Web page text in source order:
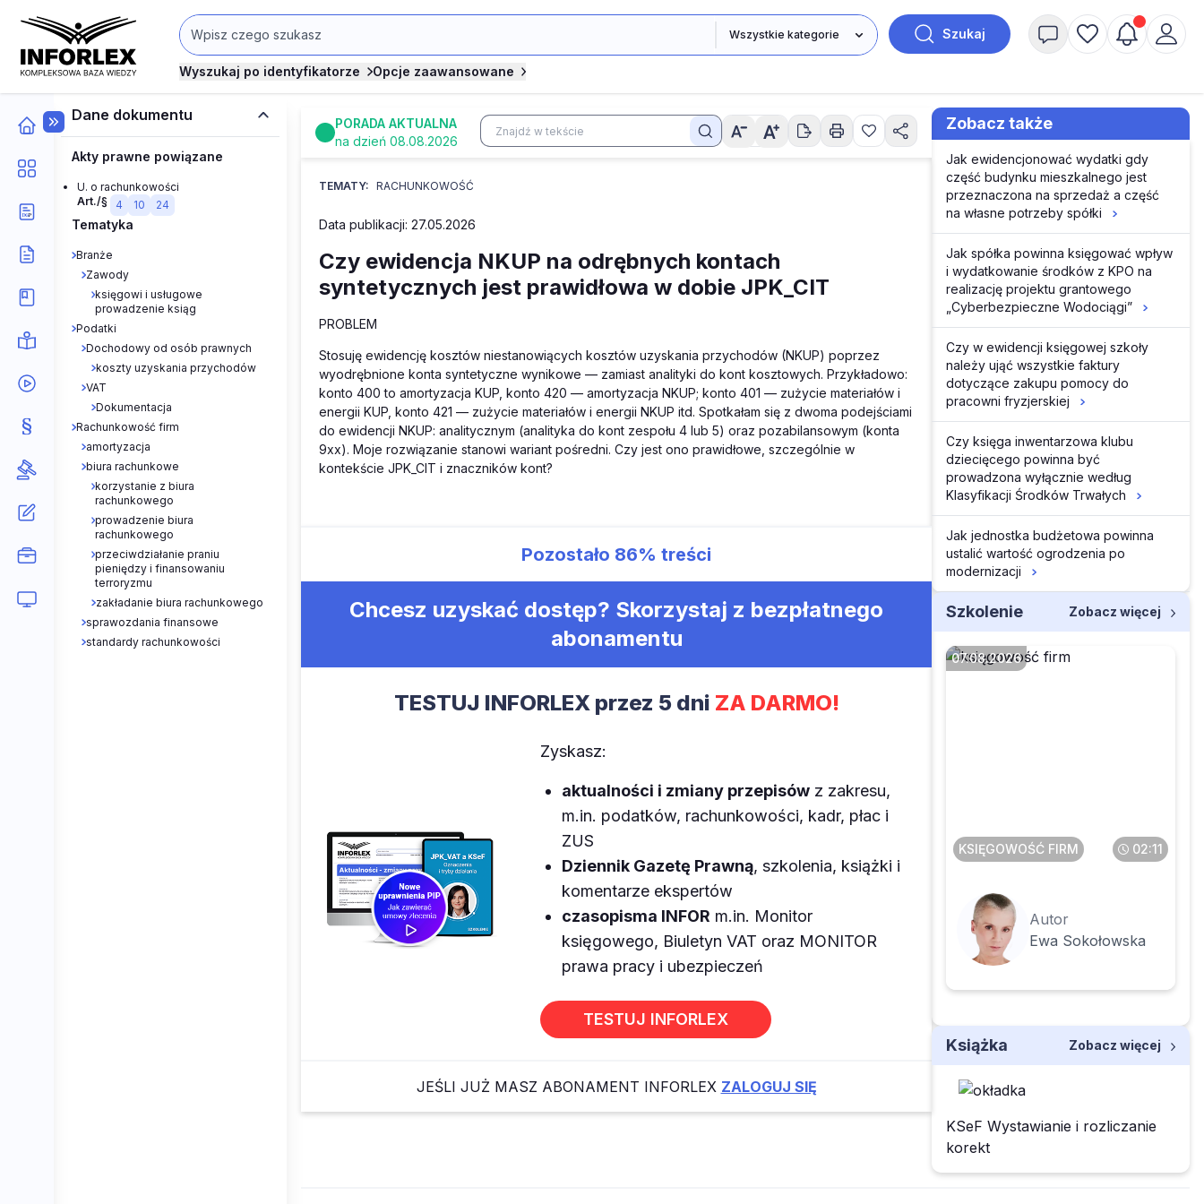
Szukaj
Wyszukaj po identyfikatorze Opcje zaawansowane
Dane dokumentu
Akty prawne powiązane
U. o rachunkowości
Art./§
4 10 24
Tematyka
Branże
Zawody
księgowi i usługowe
prowadzenie ksiąg
Podatki
Dochodowy od osób prawnych
koszty uzyskania przychodów
VAT
Dokumentacja
Rachunkowość firm
amortyzacja
biura rachunkowe
korzystanie z biura
rachunkowego
prowadzenie biura
rachunkowego
przeciwdziałanie praniu
pieniędzy i finansowaniu
terroryzmu
zakładanie biura rachunkowego
sprawozdania finansowe
standardy rachunkowości
PORADA AKTUALNA
na dzień 08.08.2026
TEMATY: RACHUNKOWOŚĆ
Data publikacji: 27.05.2026
Czy ewidencja NKUP na odrębnych kontach
syntetycznych jest prawidłowa w dobie JPK_CIT
PROBLEM
Stosuję ewidencję kosztów niestanowiących kosztów uzyskania przychodów (NKUP) poprzez
wyodrębnione konta syntetyczne wynikowe — zamiast analityki do kont kosztowych. Przykładowo:
konto 400 to amortyzacja KUP, konto 420 — amortyzacja NKUP; konto 401 — zużycie materiałów i
energii KUP, konto 421 — zużycie materiałów i energii NKUP itd. Spotkałam się z dwoma podejściami
do ewidencji NKUP: analitycznym (analityka do kont zespołu 4 lub 5) oraz pozabilansowym (konta
9xx). Moje rozwiązanie stanowi wariant pośredni. Czy jest ono prawidłowe, szczególnie w
kontekście JPK_CIT i znaczników kont?
Pozostało 86% treści
Chcesz uzyskać dostęp? Skorzystaj z bezpłatnego
abonamentu
TESTUJ INFORLEX przez 5 dni ZA DARMO!
Zyskasz:
aktualności i zmiany przepisówz zakresu,
m.in. podatków, rachunkowości, kadr, płac i
ZUS
Dziennik Gazetę Prawną, szkolenia, książki i
komentarze ekspertów
czasopisma INFOR m.in. Monitor
księgowego, Biuletyn VAT oraz MONITOR
prawa pracy i ubezpieczeń
TESTUJ INFORLEX
JEŚLI JUŻ MASZ ABONAMENT INFORLEX ZALOGUJ SIĘ
Zobacz także
Jak ewidencjonować wydatki gdy
część budynku mieszkalnego jest
przeznaczona na sprzedaż a część
na własne potrzeby spółki
Jak spółka powinna księgować wpływ
i wydatkowanie środków z KPO na
realizację projektu grantowego
„Cyberbezpieczne Wodociągi”
Czy w ewidencji księgowej szkoły
należy ująć wszystkie faktury
dotyczące zakupu pomocy do
pracowni fryzjerskiej
Czy księga inwentarzowa klubu
dziecięcego powinna być
prowadzona wyłącznie według
Klasyfikacji Środków Trwałych
Jak jednostka budżetowa powinna
ustalić wartość ogrodzenia po
modernizacji
Szkolenie Zobacz więcej
07.08.2026
KSIĘGOWOŚĆ FIRM 02:11
Autor
Ewa Sokołowska
Książka Zobacz więcej
KSeF Wystawianie i rozliczanie
korekt